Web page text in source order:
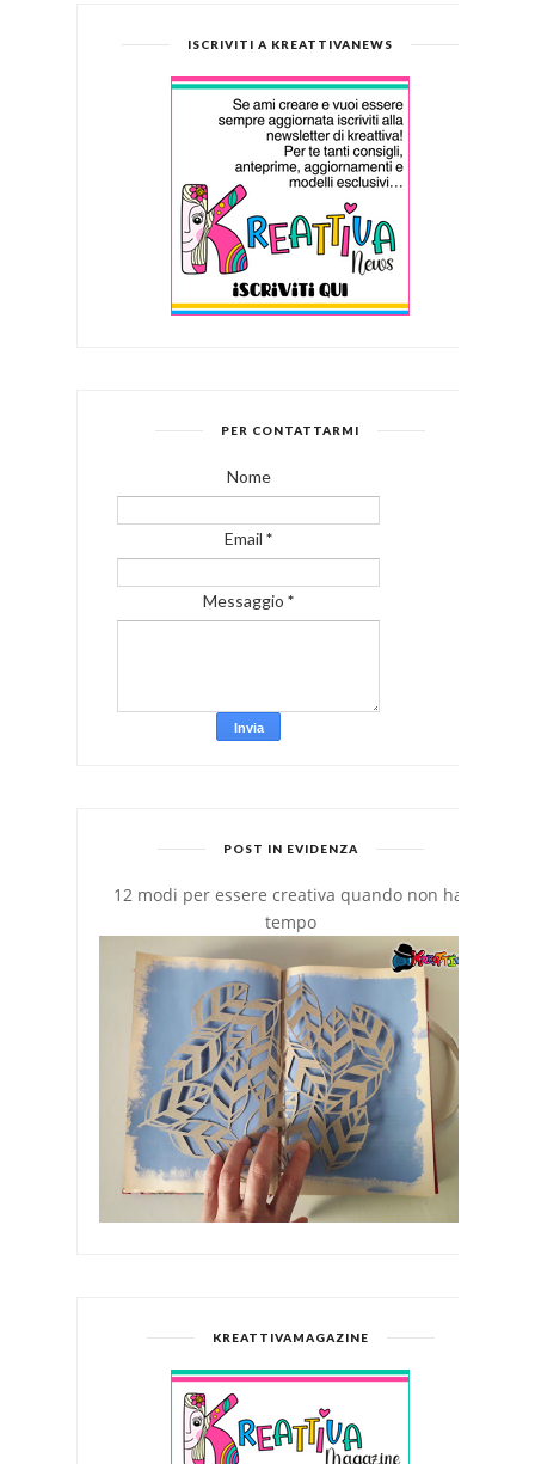
ISCRIVITI A KREATTIVANEWS
PER CONTATTARMI
Nome
Email *
Messaggio *
POST IN EVIDENZA
12 modi per essere creativa quando non hai
tempo
KREATTIVAMAGAZINE